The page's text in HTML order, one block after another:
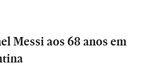
Messi aos 68 anos em